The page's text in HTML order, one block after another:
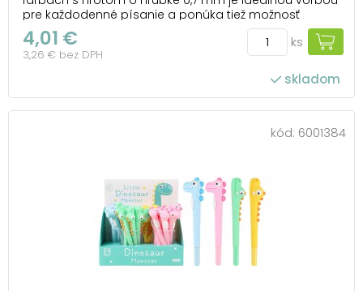
pre každodenné písanie a ponúka tiež možnosť
ľahkého mazania chýb. Špeciálny atrament možno
jednoducho vymazať pomocou gumy integrovanej
na konci pera, čo eliminuje potrebu korektora. Toto
4,01 €
3,26 € bez DPH
ks
skladom
kód: 6001384